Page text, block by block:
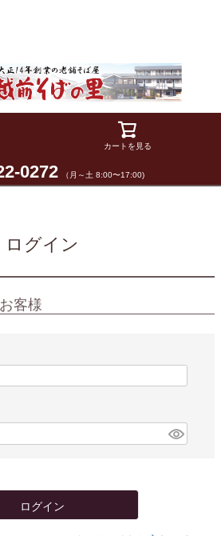
カートを見る
0272 （月～土 8:00〜17:00)
ログイン
客様
ログイン